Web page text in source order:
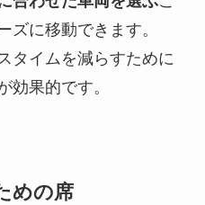
ズに移動できます。
タイムを減らすために
効果的です。
めの席